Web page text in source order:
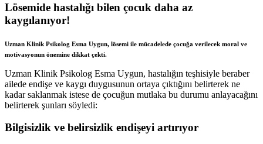
Lösemide hastalığı bilen çocuk daha az
kaygılanıyor!
Uzman Klinik Psikolog Esma Uygun, lösemi ile mücadelede çocuğa verilecek moral ve
motivasyonun önemine dikkat çekti.
Uzman Klinik Psikolog Esma Uygun, hastalığın teşhisiyle beraber
ailede endişe ve kaygı duygusunun ortaya çıktığını belirterek ne
kadar saklanmak istese de çocuğun mutlaka bu durumu anlayacağını
belirterek şunları söyledi:
Bilgisizlik ve belirsizlik endişeyi artırıyor